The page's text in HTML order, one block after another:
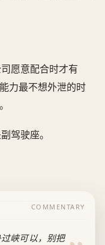
愿意配合时才有
力最不想外泄的时
驾驶座。
COMMENTARY
峡可以，别把